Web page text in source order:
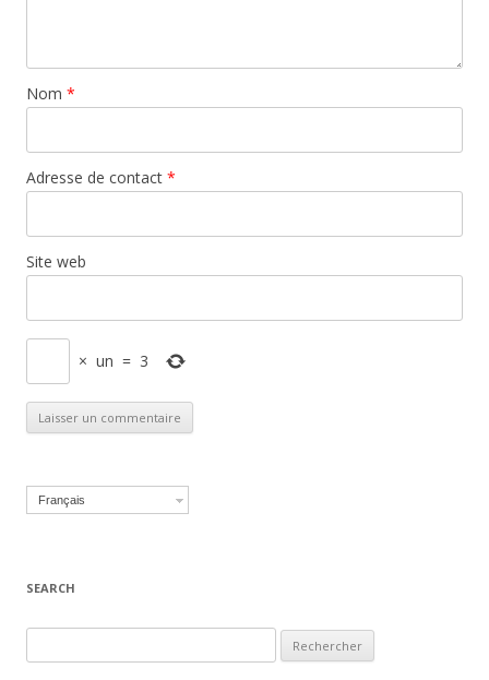
Nom *
Adresse de contact *
Site web
× un = 3
Français
SEARCH